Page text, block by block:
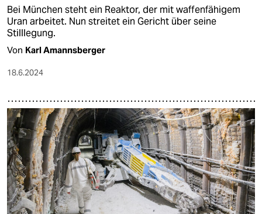
Bei München steht ein Reaktor, der mit waffenfähigem
Uran arbeitet. Nun streitet ein Gericht über seine
Stilllegung.
Von Karl Amannsberger
18.6.2024